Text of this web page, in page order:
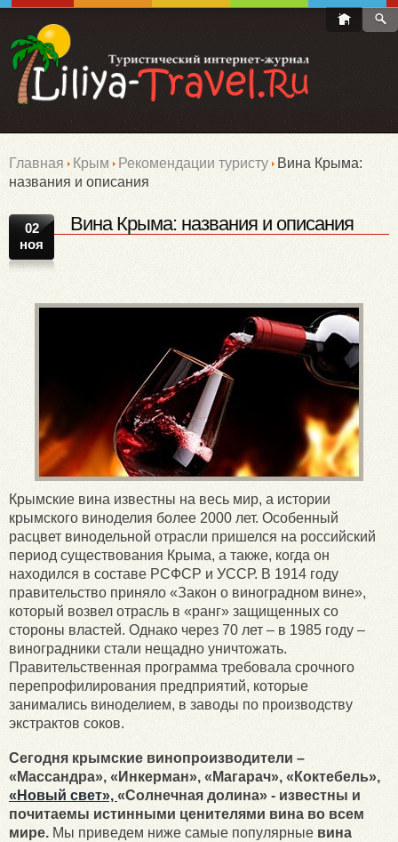
Главная Крым Рекомендации туристу
Вина Крыма:
названия и описания
02
ноя
Вина Крыма: названия и описания
Крымские вина известны на весь мир, а истории
крымского виноделия более 2000 лет. Особенный
расцвет винодельной отрасли пришелся на российский
период существования Крыма, а также, когда он
находился в составе РСФСР и УССР. В 1914 году
правительство приняло «Закон о виноградном вине»,
который возвел отрасль в «ранг» защищенных со
стороны властей. Однако через 70 лет – в 1985 году –
виноградники стали нещадно уничтожать.
Правительственная программа требовала срочного
перепрофилирования предприятий, которые
занимались виноделием, в заводы по производству
экстрактов соков.
Сегодня крымские винопроизводители –
«Массандра», «Инкерман», «Магарач», «Коктебель»,
«Новый свет», «Солнечная долина» - известны и
почитаемы истинными ценителями вина во всем
мире. Мы приведем ниже самые популярные вина